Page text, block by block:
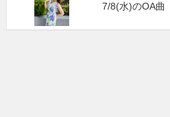
7/8(水)のOA曲